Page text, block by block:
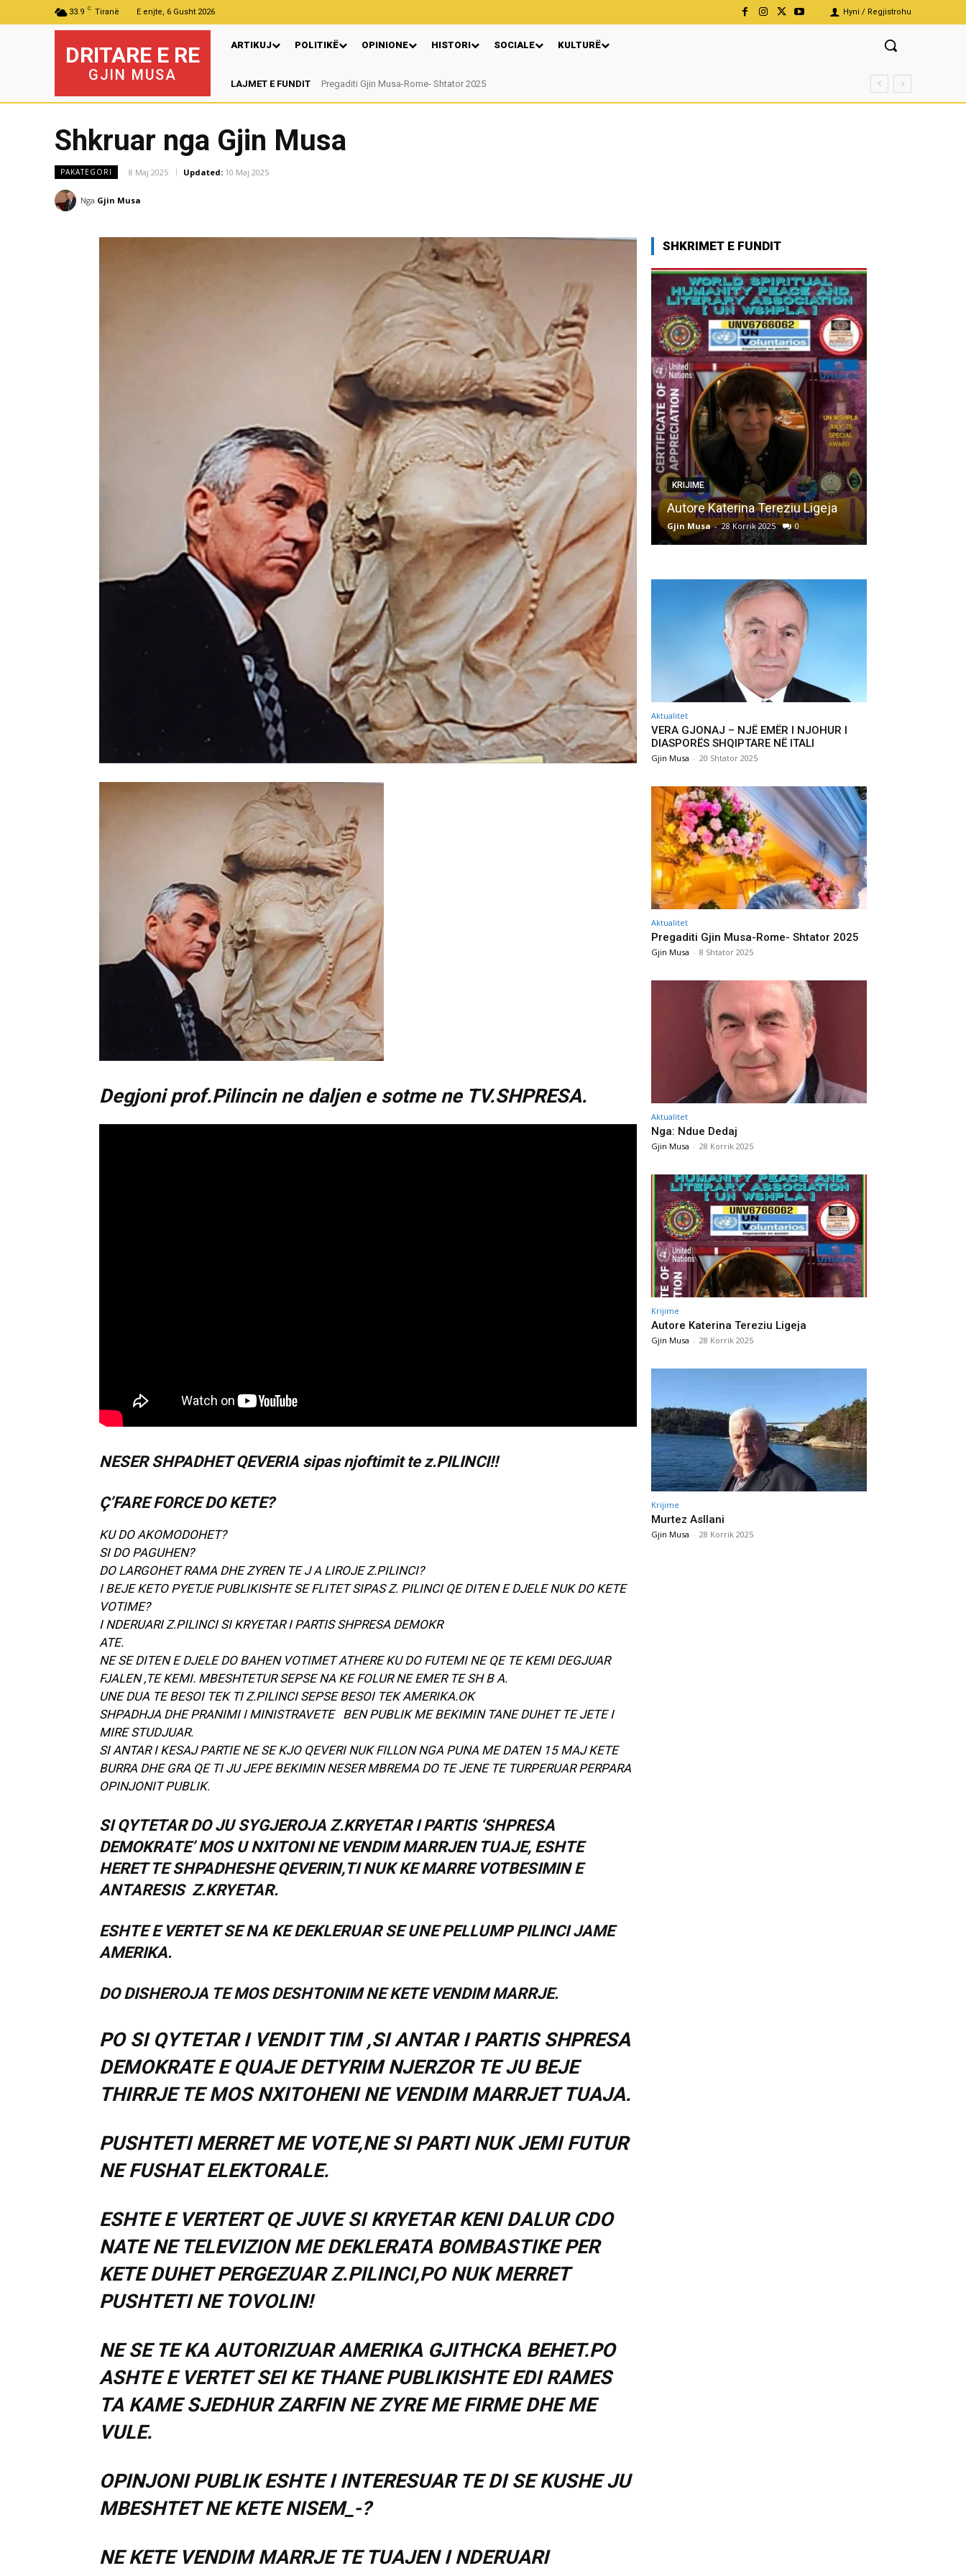
33.9 C Tiranë E enjte, 6 Gusht 2026 Hyni / Regjistrohu
DRITARE E RE
GJIN MUSA
ARTIKUJ POLITIKË OPINIONE HISTORI SOCIALE KULTURË
LAJMET E FUNDITPregaditi Gjin Musa-Rome- Shtator 2025
Nga: Ndue Dedaj
Shkruar nga Gjin Musa
PAKATEGORI 8 Maj 2025 Updated: 10 Maj 2025
Nga Gjin Musa
Degjoni prof.Pilincin ne daljen e sotme ne TV.SHPRESA.
NESER SHPADHET QEVERIA sipas njoftimit te z.PILINCI!!
Ç’FARE FORCE DO KETE?
KU DO AKOMODOHET?
SI DO PAGUHEN?
DO LARGOHET RAMA DHE ZYREN TE J A LIROJE Z.PILINCI?
I BEJE KETO PYETJE PUBLIKISHTE SE FLITET SIPAS Z. PILINCI QE DITEN E DJELE NUK DO KETE
VOTIME?
I NDERUARI Z.PILINCI SI KRYETAR I PARTIS SHPRESA DEMOKR
ATE.
NE SE DITEN E DJELE DO BAHEN VOTIMET ATHERE KU DO FUTEMI NE QE TE KEMI DEGJUAR
FJALEN ,TE KEMI. MBESHTETUR SEPSE NA KE FOLUR NE EMER TE SH B A.
UNE DUA TE BESOI TEK TI Z.PILINCI SEPSE BESOI TEK AMERIKA.OK
SHPADHJA DHE PRANIMI I MINISTRAVETE BEN PUBLIK ME BEKIMIN TANE DUHET TE JETE I
MIRE STUDJUAR.
SI ANTAR I KESAJ PARTIE NE SE KJO QEVERI NUK FILLON NGA PUNA ME DATEN 15 MAJ KETE
BURRA DHE GRA QE TI JU JEPE BEKIMIN NESER MBREMA DO TE JENE TE TURPERUAR PERPARA
OPINJONIT PUBLIK.
SI QYTETAR DO JU SYGJEROJA Z.KRYETAR I PARTIS ‘SHPRESA
DEMOKRATE’ MOS U NXITONI NE VENDIM MARRJEN TUAJE, ESHTE
HERET TE SHPADHESHE QEVERIN,TI NUK KE MARRE VOTBESIMIN E
ANTARESIS Z.KRYETAR.
ESHTE E VERTET SE NA KE DEKLERUAR SE UNE PELLUMP PILINCI JAME
AMERIKA.
DO DISHEROJA TE MOS DESHTONIM NE KETE VENDIM MARRJE.
PO SI QYTETAR I VENDIT TIM ,SI ANTAR I PARTIS SHPRESA
DEMOKRATE E QUAJE DETYRIM NJERZOR TE JU BEJE
THIRRJE TE MOS NXITOHENI NE VENDIM MARRJET TUAJA.
PUSHTETI MERRET ME VOTE,NE SI PARTI NUK JEMI FUTUR
NE FUSHAT ELEKTORALE.
ESHTE E VERTERT QE JUVE SI KRYETAR KENI DALUR CDO
NATE NE TELEVIZION ME DEKLERATA BOMBASTIKE PER
KETE DUHET PERGEZUAR Z.PILINCI,PO NUK MERRET
PUSHTETI NE TOVOLIN!
NE SE TE KA AUTORIZUAR AMERIKA GJITHCKA BEHET.PO
ASHTE E VERTET SEI KE THANE PUBLIKISHTE EDI RAMES
TA KAME SJEDHUR ZARFIN NE ZYRE ME FIRME DHE ME
VULE.
OPINJONI PUBLIK ESHTE I INTERESUAR TE DI SE KUSHE JU
MBESHTET NE KETE NISEM_-?
NE KETE VENDIM MARRJE TE TUAJEN I NDERUARI
SHKRIMET E FUNDIT
AKTUALITET
Pregaditi Gjin Musa-Rome-
Shtator 2025
Gjin Musa - 8 Shtator 2025 0
AKTUALITET
Nga: Ndue Dedaj
Gjin Musa - 28 Korrik 2025 0
KRIJIME
Autore Katerina Tereziu Ligeja
Gjin Musa - 28 Korrik 2025 0
Aktualitet
VERA GJONAJ – NJË EMËR I NJOHUR I
DIASPORËS SHQIPTARE NË ITALI
Gjin Musa - 20 Shtator 2025
Aktualitet
Pregaditi Gjin Musa-Rome- Shtator 2025
Gjin Musa - 8 Shtator 2025
Aktualitet
Nga: Ndue Dedaj
Gjin Musa - 28 Korrik 2025
Krijime
Autore Katerina Tereziu Ligeja
Gjin Musa - 28 Korrik 2025
Krijime
Murtez Asllani
Gjin Musa - 28 Korrik 2025